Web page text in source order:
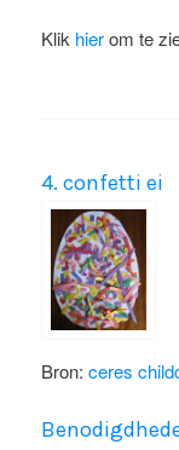
Klik hierom te
4. confetti ei
Bron: ceres